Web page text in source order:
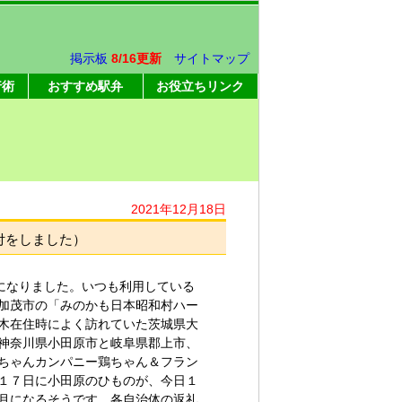
掲示板 8/16更新
サイトマップ
おすすめ駅弁 お役立ちリンク
2021年12月18日
しました）
なりました。いつも利用している
茂市の「みのかも日本昭和村ハー
在住時によく訪れていた茨城県大
川県小田原市と岐阜県郡上市、
ゃんカンパニー鶏ちゃん＆フラン
日に小田原のひものが、今日１